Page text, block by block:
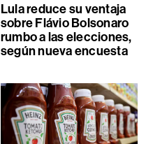
Lula reduce su ventaja
sobre Flávio Bolsonaro
rumbo a las elecciones,
según nueva encuesta